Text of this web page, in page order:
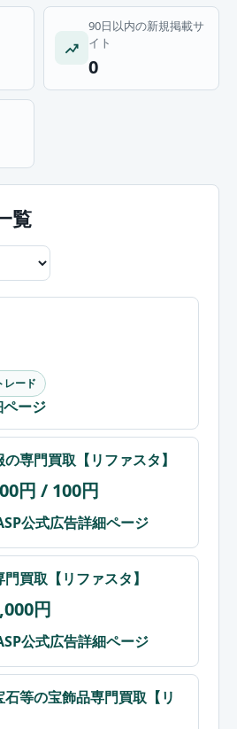
90日以内の新規掲載サ
イト
0
覧
レード
ージ
専門買取【リファスタ】
円 / 100円
公式広告詳細ページ
買取【リファスタ】
円
公式広告詳細ページ
等の宝飾品専門買取【リ